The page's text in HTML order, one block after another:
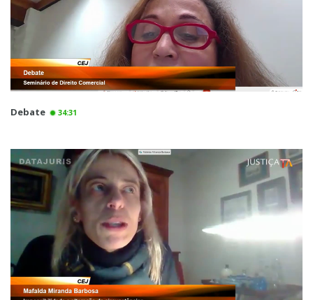
Debate 34:31